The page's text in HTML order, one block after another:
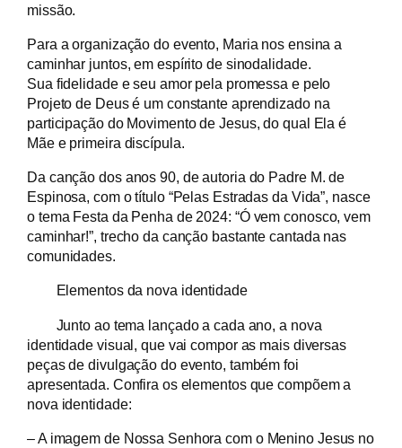
missão.
Para a organização do evento, Maria nos ensina a
caminhar juntos, em espírito de sinodalidade.
Sua fidelidade e seu amor pela promessa e pelo
Projeto de Deus é um constante aprendizado na
participação do Movimento de Jesus, do qual Ela é
Mãe e primeira discípula.
Da canção dos anos 90, de autoria do Padre M. de
Espinosa, com o título “Pelas Estradas da Vida”, nasce
o tema Festa da Penha de 2024: “Ó vem conosco, vem
caminhar!”, trecho da canção bastante cantada nas
comunidades.
Elementos da nova identidade
Junto ao tema lançado a cada ano, a nova
identidade visual, que vai compor as mais diversas
peças de divulgação do evento, também foi
apresentada. Confira os elementos que compõem a
nova identidade:
– A imagem de Nossa Senhora com o Menino Jesus no